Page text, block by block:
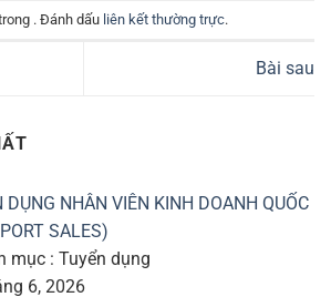
. Đánh dấu liên kết thường trực.
Bài sau
DỤNG NHÂN VIÊN KINH DOANH QUỐC
SALES)
mục : Tuyển dụng
6, 2026